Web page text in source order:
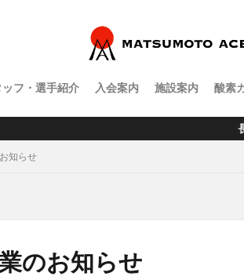
ッフ・選手紹介 入会案内 施設案内 酸素
長野県内唯
知らせ
のお知らせ